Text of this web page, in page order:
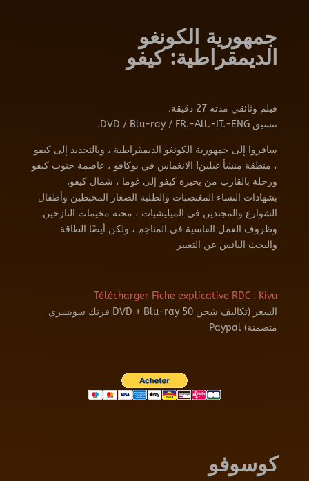
جمهورية الكونغو
الديمقراطية: كيفو
فيلم وثائقي مدته 27 دقيقة.
تنسيق DVD / Blu-ray / FR.-All.-IT.-ENG.
سافروا إلى جمهورية الكونغو الديمقراطية ، وبالتحديد إلى كيفو
، منطقة منشأ غيلين! الانغماس في بوكافو ، عاصمة جنوب كيفو
ورحلة بالقارب من بحيرة كيفو إلى غوما ، شمال كيفو.
بشهادات النساء المغتصبات والطلبة الصغار المحبطين وأطفال
الشوارع والمجندين في الميليشيات ، محنة مخيمات النازحين
وظروف العمل القاسية في المناجم ، ولكن أيضًا الطاقة
والبحث اليائس عن التغيير
Télécharger Fiche explicative RDC : Kivu
السعر (تكاليف شحن DVD + Blu-ray 50 فرنك سويسري
متضمنة) Paypal
كوسوفو